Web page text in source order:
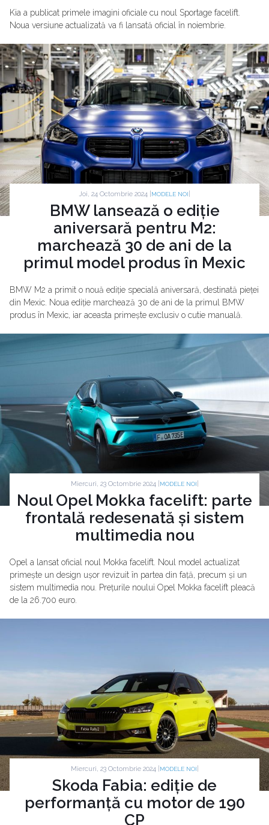
Kia a publicat primele imagini oficiale cu noul Sportage facelift.
Noua versiune actualizată va fi lansată oficial în noiembrie.
Joi, 24 Octombrie 2024 | MODELE NOI
BMW lansează o ediție
aniversară pentru M2:
marchează 30 de ani de la
primul model produs în Mexic
BMW M2 a primit o nouă ediție specială aniversară, destinată pieței
din Mexic. Noua ediție marchează 30 de ani de la primul BMW
produs în Mexic, iar aceasta primește exclusiv o cutie manuală.
Miercuri, 23 Octombrie 2024 | MODELE NOI
Noul Opel Mokka facelift: parte
frontală redesenată și sistem
multimedia nou
Opel a lansat oficial noul Mokka facelift. Noul model actualizat
primește un design ușor revizuit în partea din față, precum și un
sistem multimedia nou. Prețurile noului Opel Mokka facelift pleacă
de la 26.700 euro.
Miercuri, 23 Octombrie 2024 | MODELE NOI
Skoda Fabia: ediție de
performanță cu motor de 190
CP